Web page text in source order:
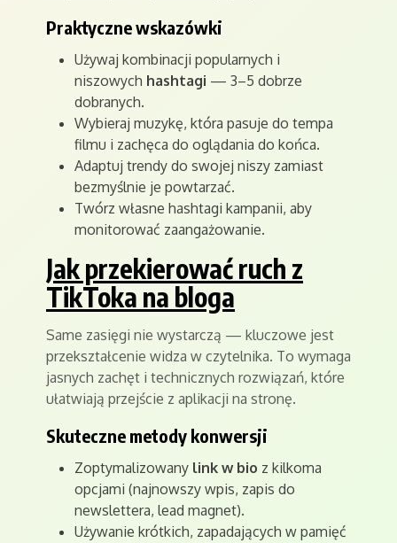
Praktyczne wskazówki
Używaj kombinacji popularnych i
niszowych hashtagi — 3–5 dobrze
dobranych.
Wybieraj muzykę, która pasuje do tempa
filmu i zachęca do oglądania do końca.
Adaptuj trendy do swojej niszy zamiast
bezmyślnie je powtarzać.
Twórz własne hashtagi kampanii, aby
monitorować zaangażowanie.
Jak przekierować ruch z
TikToka na bloga
Same zasięgi nie wystarczą — kluczowe jest
przekształcenie widza w czytelnika. To wymaga
jasnych zachęt i technicznych rozwiązań, które
ułatwiają przejście z aplikacji na stronę.
Skuteczne metody konwersji
Zoptymalizowany link w bio z kilkoma
opcjami (najnowszy wpis, zapis do
newslettera, lead magnet).
Używanie krótkich, zapadających w pamięć